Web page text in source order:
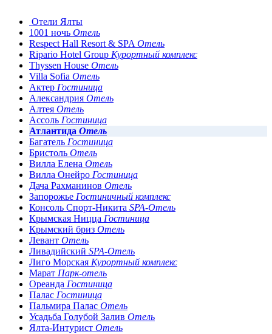
Отели Ялты
1001 ночь Отель
Respect Hall Resort & SPA Отель
Ripario Hotel Group Курортный комплекс
Thyssen House Отель
Villa Sofia Отель
Актер Гостиница
Александрия Отель
Алтея Отель
Ассоль Гостиница
Атлантида Отель
Багатель Гостиница
Бристоль Отель
Вилла Елена Отель
Вилла Онейро Гостиница
Дача Рахманинов Отель
Запорожье Гостиничный комплекс
Консоль Спорт-Никита SPA-Отель
Крымская Ницца Гостиница
Крымский бриз Отель
Левант Отель
Ливадийский SPA-Отель
Лиго Морская Курортный комплекс
Марат Парк-отель
Ореанда Гостиница
Палас Гостиница
Пальмира Палас Отель
Усадьба Голубой Залив Отель
Ялта-Интурист Отель